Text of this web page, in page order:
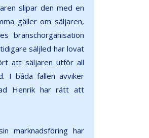
slipar den med en
gäller om säljaren,
branschorganisation
säljled har lovat
att säljaren utför all
I båda fallen avviker
Henrik har rätt att
marknadsföring har